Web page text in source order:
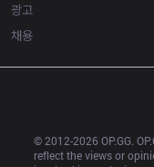
광고
채용
© 2012-2026 OP.GG.
reflect the views or